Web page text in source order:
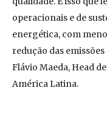
operacionais e de
energética, com
redução das
Flávio Maeda, Head
América Latina.